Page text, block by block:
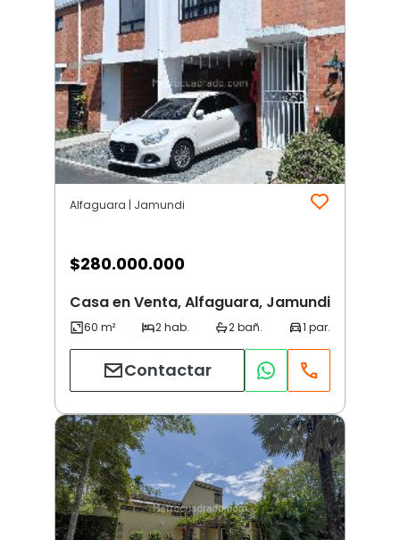
Alfaguara | Jamundi
$280.000.000
Casa en Venta, Alfaguara, Jamundi
Contactar